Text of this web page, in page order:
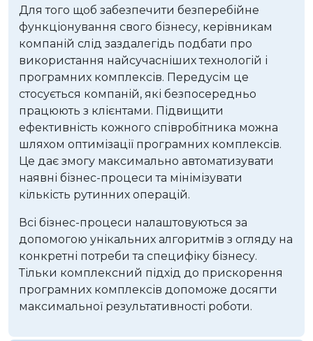
Для того щоб забезпечити безперебійне
функціонування свого бізнесу, керівникам
компаній слід заздалегідь подбати про
використання найсучасніших технологій і
програмних комплексів. Передусім це
стосується компаній, які безпосередньо
працюють з клієнтами. Підвищити
ефективність кожного співробітника можна
шляхом оптимізації програмних комплексів.
Це дає змогу максимально автоматизувати
наявні бізнес-процеси та мінімізувати
кількість рутинних операцій.
Всі бізнес-процеси налаштовуються за
допомогою унікальних алгоритмів з огляду на
конкретні потреби та специфіку бізнесу.
Тільки комплексний підхід до прискорення
програмних комплексів допоможе досягти
максимальної результативності роботи.